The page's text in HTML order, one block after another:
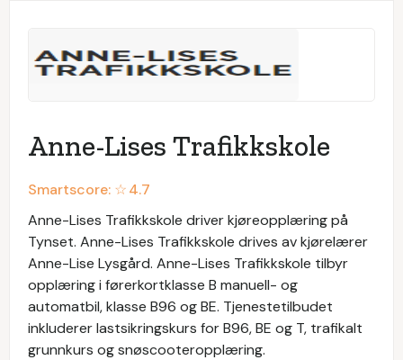
Anne-Lises Trafikkskole
Smartscore: ☆4.7
Anne-Lises Trafikkskole driver kjøreopplæring på
Tynset. Anne-Lises Trafikkskole drives av kjørelærer
Anne-Lise Lysgård. Anne-Lises Trafikkskole tilbyr
opplæring i førerkortklasse B manuell- og
automatbil, klasse B96 og BE. Tjenestetilbudet
inkluderer lastsikringskurs for B96, BE og T, trafikalt
grunnkurs og snøscooteropplæring.